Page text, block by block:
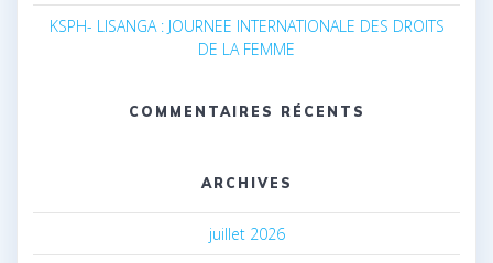
KSPH- LISANGA : JOURNEE INTERNATIONALE DES DROITS
DE LA FEMME
COMMENTAIRES RÉCENTS
ARCHIVES
juillet 2026